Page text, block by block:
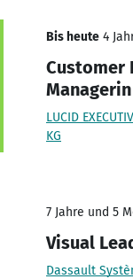
Bis heute 4
Customer
Managerin
LUCID
KG
7 Jahre und 5
Visual
Dassault